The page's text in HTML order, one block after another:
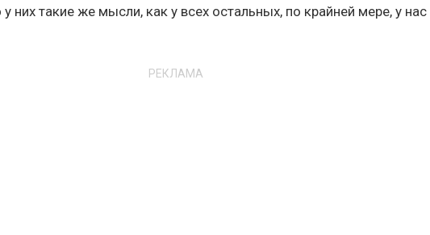
у них такие же мысли, как у всех остальных, по крайней мере, у нас
РЕКЛАМА